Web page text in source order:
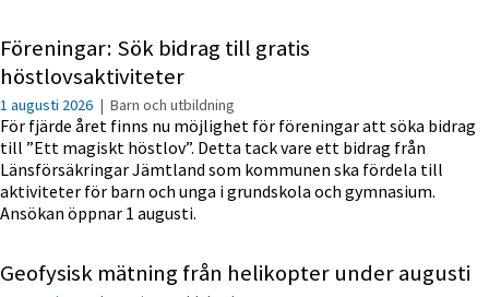
Föreningar: Sök bidrag till gratis
höstlovsaktiviteter
1 augusti 2026 | Barn och utbildning
För fjärde året finns nu möjlighet för föreningar att söka bidrag
till ”Ett magiskt höstlov”. Detta tack vare ett bidrag från
Länsförsäkringar Jämtland som kommunen ska fördela till
aktiviteter för barn och unga i grundskola och gymnasium.
Ansökan öppnar 1 augusti.
Geofysisk mätning från helikopter under augusti